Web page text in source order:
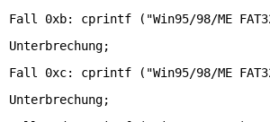
Fall 0xb: cprintf ("Win95/98/ME
Unterbrechung;
Fall 0xc: cprintf ("Win95/98/ME
Unterbrechung;